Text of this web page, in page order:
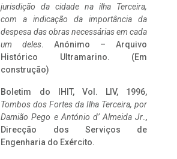
jurisdição da cidade na ilha Terceira,
com a indicação da importância da
despesa das obras necessárias em cada
um deles. Anónimo – Arquivo
Histórico Ultramarino. (Em
construção)
Boletim do IHIT, Vol. LIV, 1996,
Tombos dos Fortes da Ilha Terceira, por
Damião Pego e António d’ Almeida Jr.,
Direcção dos Serviços de
Engenharia do Exército.